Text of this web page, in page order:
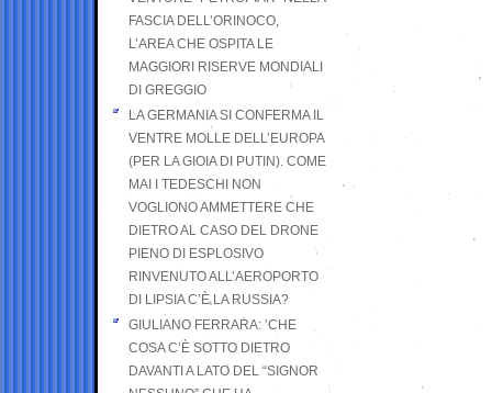
FASCIA DELL’ORINOCO,
L’AREA CHE OSPITA LE
MAGGIORI RISERVE MONDIALI
DI GREGGIO
LA GERMANIA SI CONFERMA IL
VENTRE MOLLE DELL’EUROPA
(PER LA GIOIA DI PUTIN). COME
MAI I TEDESCHI NON
VOGLIONO AMMETTERE CHE
DIETRO AL CASO DEL DRONE
PIENO DI ESPLOSIVO
RINVENUTO ALL’AEROPORTO
DI LIPSIA C’È LA RUSSIA?
GIULIANO FERRARA: ’CHE
COSA C’È SOTTO DIETRO
DAVANTI A LATO DEL “SIGNOR